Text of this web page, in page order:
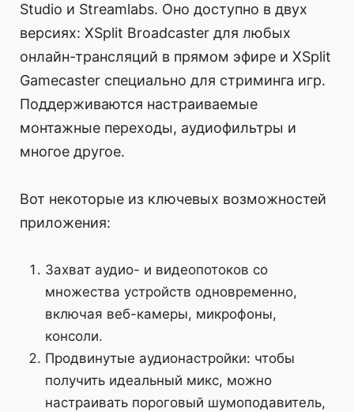
Studio и Streamlabs. Оно доступно в двух
версиях: XSplit Broadcaster для любых
онлайн-трансляций в прямом эфире и XSplit
Gamecaster специально для стриминга игр.
Поддерживаются настраиваемые
монтажные переходы, аудиофильтры и
многое другое.
Вот некоторые из ключевых возможностей
приложения:
Захват аудио- и видеопотоков со
множества устройств одновременно,
включая веб-камеры, микрофоны,
консоли.
Продвинутые аудионастройки: чтобы
получить идеальный микс, можно
настраивать пороговый шумоподавитель,